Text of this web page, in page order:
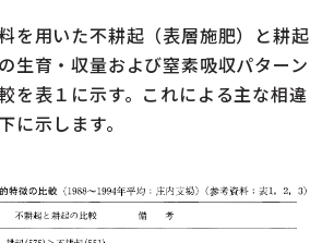
を用いた不耕起（表層施肥）と耕起
生育・収量および窒素吸収パターン
を表１に示す。これによる主な相違
に示します。